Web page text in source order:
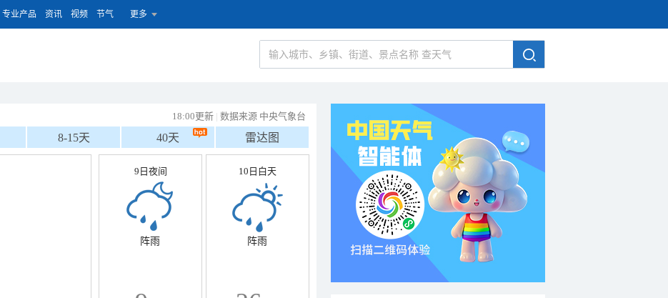
专业产品 资讯 视频 节气 更多
18:00更新 | 数据来源 中央气象台
8-15天 40天 雷达图
9日夜间
阵雨
10日白天
阵雨